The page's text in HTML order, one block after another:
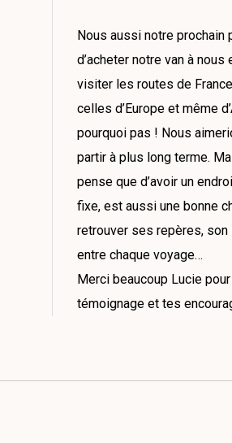
Nous aussi notre prochain
d’acheter notre van à nous
visiter les routes de
celles d’Europe et même
pourquoi pas ! Nous
partir à plus long terme.
pense que d’avoir un
fixe, est aussi une bonne
retrouver ses repères, son
entre chaque voyage…
Merci beaucoup Lucie
témoignage et tes